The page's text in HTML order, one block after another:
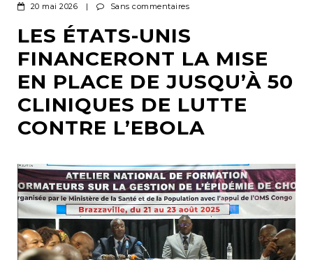
20 mai 2026 | Sans commentaires
LES ÉTATS-UNIS
FINANCERONT LA MISE
EN PLACE DE JUSQU’À 50
CLINIQUES DE LUTTE
CONTRE L’EBOLA